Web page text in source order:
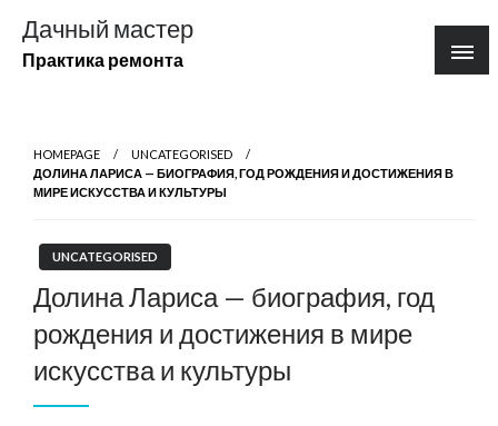
содержимому
Дачный мастер
Практика ремонта
HOMEPAGE
UNCATEGORISED
ДОЛИНА ЛАРИСА — БИОГРАФИЯ, ГОД РОЖДЕНИЯ И ДОСТИЖЕНИЯ В
МИРЕ ИСКУССТВА И КУЛЬТУРЫ
UNCATEGORISED
Долина Лариса — биография, год
рождения и достижения в мире
искусства и культуры